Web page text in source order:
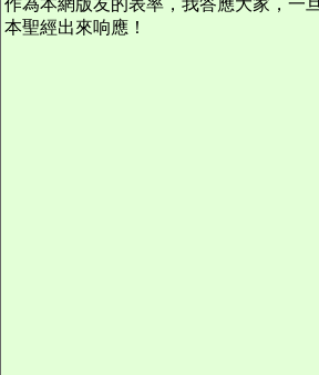
作為本網版友的表率，我答應大家，一
本聖經出來响應！